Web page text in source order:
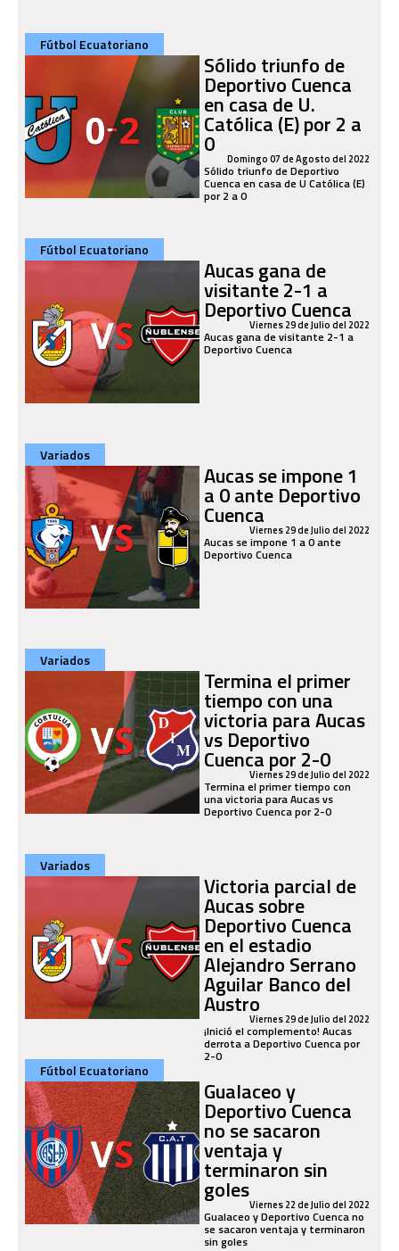
Fútbol Ecuatoriano
Sólido triunfo de
Deportivo Cuenca
en casa de U.
Católica (E) por 2 a
0 Domingo 07 de Agosto del 2022
Sólido triunfo de Deportivo
Cuenca en casa de U Católica (E)
por 2 a 0
Fútbol Ecuatoriano
Aucas gana de
visitante 2-1 a
Deportivo Cuenca
Viernes 29 de Julio del 2022
Aucas gana de visitante 2-1 a
Deportivo Cuenca
Variados
Aucas se impone 1
a 0 ante Deportivo
CuencaViernes 29 de Julio del 2022
Aucas se impone 1 a 0 ante
Deportivo Cuenca
Variados
Termina el primer
tiempo con una
victoria para Aucas
vs Deportivo
Cuenca por 2-0
Viernes 29 de Julio del 2022
Termina el primer tiempo con
una victoria para Aucas vs
Deportivo Cuenca por 2-0
Variados
Victoria parcial de
Aucas sobre
Deportivo Cuenca
en el estadio
Alejandro Serrano
Aguilar Banco del
AustroViernes 29 de Julio del 2022
¡Inició el complemento! Aucas
derrota a Deportivo Cuenca por
2-0
Fútbol Ecuatoriano
Gualaceo y
Deportivo Cuenca
no se sacaron
ventaja y
terminaron sin
golesViernes 22 de Julio del 2022
Gualaceo y Deportivo Cuenca no
se sacaron ventaja y terminaron
sin goles